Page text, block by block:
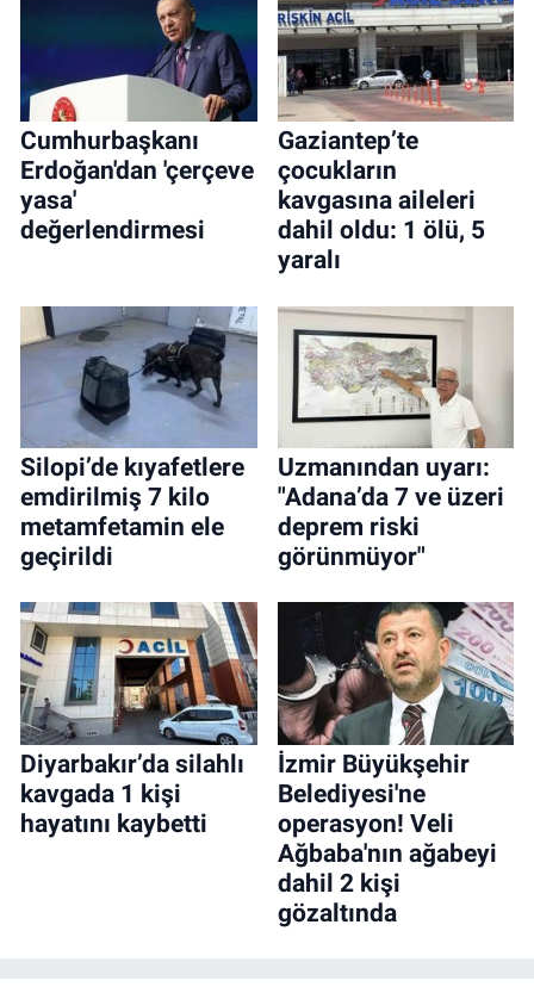
Cumhurbaşkanı
Erdoğan'dan 'çerçeve
yasa'
değerlendirmesi
Gaziantep’te
çocukların
kavgasına aileleri
dahil oldu: 1 ölü, 5
yaralı
Silopi’de kıyafetlere
emdirilmiş 7 kilo
metamfetamin ele
geçirildi
Uzmanından uyarı:
"Adana’da 7 ve üzeri
deprem riski
görünmüyor"
Diyarbakır’da silahlı
kavgada 1 kişi
hayatını kaybetti
İzmir Büyükşehir
Belediyesi'ne
operasyon! Veli
Ağbaba'nın ağabeyi
dahil 2 kişi
gözaltında